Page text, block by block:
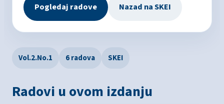
Pogledaj radove Nazad na SKEI
Vol.2.No.1 6 radova SKEI
Radovi u ovom izdanju